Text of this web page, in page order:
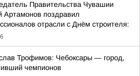
Правительства Чувашии
Артамонов поздравил
отрасли с Днём строителя:
Трофимов: Чебоксары — город,
чемпионов